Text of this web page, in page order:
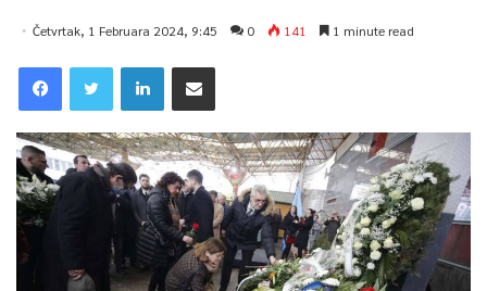
Četvrtak, 1 Februara 2024, 9:45 0 141 1 minute read